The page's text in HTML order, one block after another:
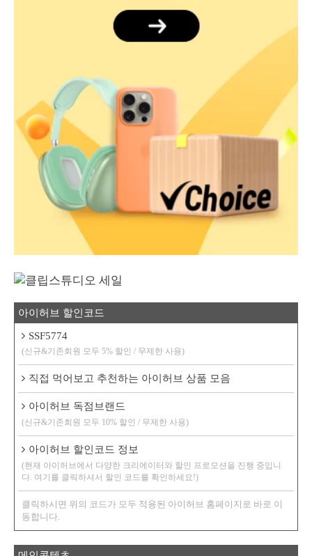
아이허브 할인코드
SSF5774
(신규&기존회원 모두 5% 할인 / 무제한 사용)
직접 먹어보고 추천하는 아이허브 상품 모음
아이허브 독점브랜드
(신규&기존회원 모두 10% 할인 / 무제한 사용)
아이허브 할인코드 정보
(현재 아이허브에서 다양한 크리에이터와 할인 프로모션을 진행 중입니
다. 여기를 클릭하셔서 할인 코드를 확인하세요!)
클릭하시면 위의 코드가 모두 적용된 아이허브 홈페이지로 바로 이
동합니다.